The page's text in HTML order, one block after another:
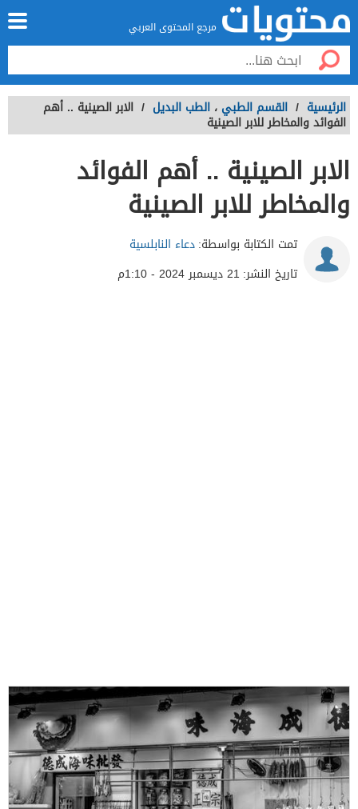
مرجع المحتوى العربي
الرئيسية / القسم الطبي ، الطب البديل / الابر الصينية .. أهم
الفوائد والمخاطر للابر الصينية
الابر الصينية .. أهم الفوائد
والمخاطر للابر الصينية
تمت الكتابة بواسطة:دعاء النابلسية
تاريخ النشر: 21 ديسمبر 2024 - 1:10م